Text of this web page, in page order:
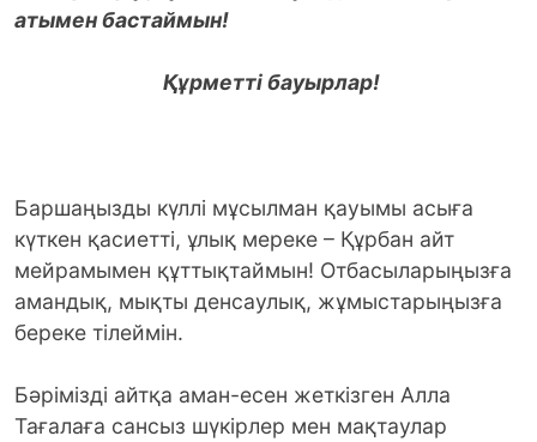
атымен бастаймын!
Құрметті бауырлар!
Баршаңызды күллі мұсылман қауымы асыға
күткен қасиетті, ұлық мереке – Құрбан айт
мейрамымен құттықтаймын! Отбасыларыңызға
амандық, мықты денсаулық, жұмыстарыңызға
береке тілеймін.
Бәрімізді айтқа аман-есен жеткізген Алла
Тағалаға сансыз шүкірлер мен мақтаулар